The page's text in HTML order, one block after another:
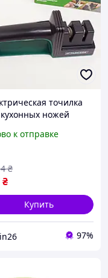
точилка
ножей
ножей с
к отправке
₴
₴
Купить
97%